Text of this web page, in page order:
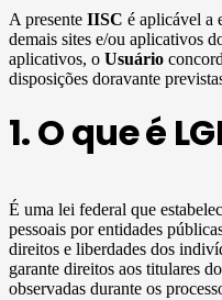
A presente IISC é aplicável a
demais sites e/ou aplicativos
aplicativos, o Usuário
disposições doravante
1. O que é
É uma lei federal que
pessoais por entidades
direitos e liberdades dos
garante direitos aos titulares
observadas durante os